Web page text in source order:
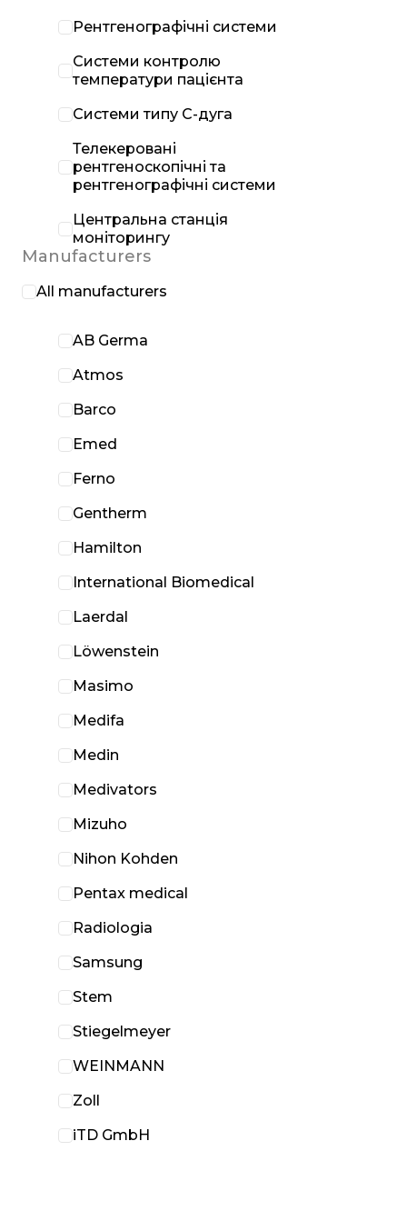
Рентгенографічні системи
Системи контролю
температури пацієнта
Системи типу С-дуга
Телекеровані
рентгеноскопічні та
рентгенографічні системи
Центральна станція
моніторингу
Manufacturers
All manufacturers
AB Germa
Atmos
Barco
Emed
Ferno
Gentherm
Hamilton
International Biomedical
Laerdal
Löwenstein
Masimo
Medifa
Medin
Medivators
Mizuho
Nihon Kohden
Pentax medical
Radiologia
Samsung
Stem
Stiegelmeyer
WEINMANN
Zoll
iTD GmbH